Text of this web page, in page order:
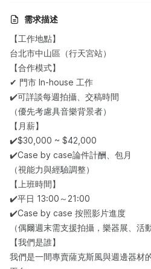
需求描述
【工作地點】
台北市中山區（行天宮站）
【合作模式】
✔ 門市 In-house 工作
✔️可詳談每週拍攝、交稿時間
（優先考慮具音樂背景者）
【月薪】
✔️$30,000 ~ $42,000
✔️Case by case論件計酬、包月
（視能力與經驗調整）
【上班時間】
✔️平日 13:00～21:00
✔️Case by case 按照影片進度
（偶爾週末需支援拍攝，樂器展、活
【我們是誰】
我們是一間專賣薩克斯風與週邊器材